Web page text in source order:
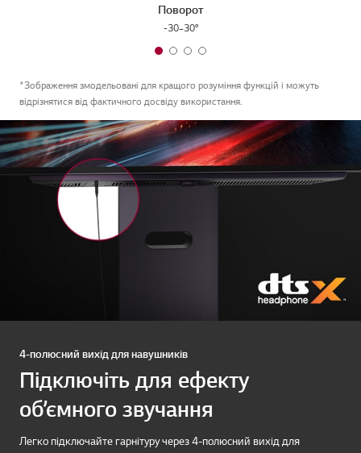
Поворот
-30~30°
*Зображення змодельовані для кращого розуміння функцій і можуть
відрізнятися від фактичного досвіду використання.
4-полюсний вихід для навушників
Підключіть для ефекту
об’ємного звучання
Легко підключайте гарнітуру через 4-полюсний вихід для